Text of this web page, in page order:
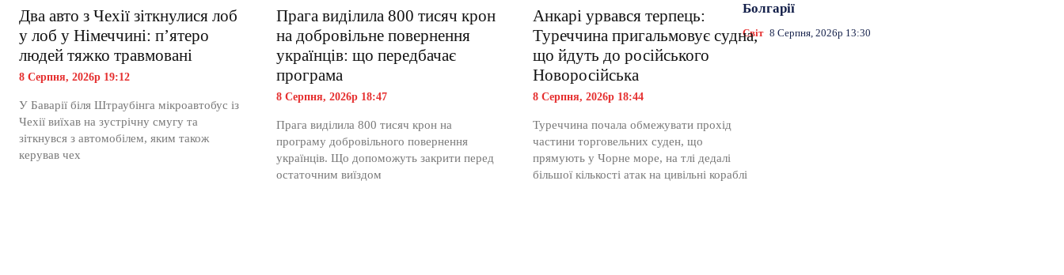
Два авто з Чехії зіткнулися лоб
у лоб у Німеччині: п’ятеро
людей тяжко травмовані
8 Серпня, 2026р 19:12
У Баварії біля Штраубінга мікроавтобус із
Чехії виїхав на зустрічну смугу та
зіткнувся з автомобілем, яким також
керував чех
Прага виділила 800 тисяч крон
на добровільне повернення
українців: що передбачає
програма
8 Серпня, 2026р 18:47
Прага виділила 800 тисяч крон на
програму добровільного повернення
українців. Що допоможуть закрити перед
остаточним виїздом
Анкарі урвався терпець:
Туреччина пригальмовує судна,
що йдуть до російського
Новоросійська
8 Серпня, 2026р 18:44
Туреччина почала обмежувати прохід
частини торговельних суден, що
прямують у Чорне море, на тлі дедалі
більшої кількості атак на цивільні кораблі
Болгарії
Світ 8 Серпня, 2026р 13:30